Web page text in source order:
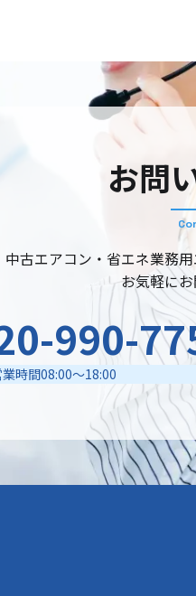
お問
古エアコン・ 省エネ業務用
お気軽に
990-
時間08:00～18:00